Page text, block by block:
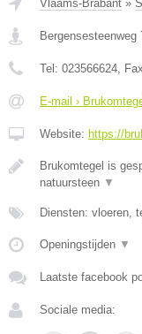
Vlaams-Brabant »
Bergensesteenweg
Tel: 023566624,
E-mail ›
Website: https://
Brukomtegel is
natuursteen ▼
Diensten: vloeren,
Openingstijden ▼
Laatste facebook
Sociale media: